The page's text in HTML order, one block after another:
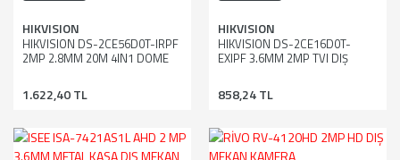
HIKVISION
HIKVISION DS-2CE56D0T-IRPF
2MP 2.8MM 20M 4IN1 DOME
1.622,40 TL
HIKVISION
HIKVISION DS-2CE16D0T-
EXIPF 3.6MM 2MP TVI DIŞ
858,24 TL